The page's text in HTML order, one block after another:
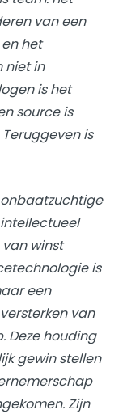
van een
het
niet in
is het
source is
is
onbaatzuchtige
winst
is
een
van
Deze houding
gewin stellen
Zijn